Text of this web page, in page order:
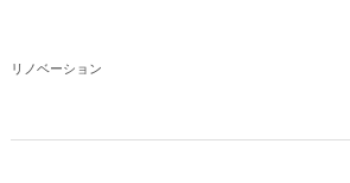
リノベーション